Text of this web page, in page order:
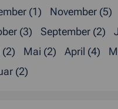
(1)
November (5)
(3)
September (2)
Mai (2) April (4)
(2)